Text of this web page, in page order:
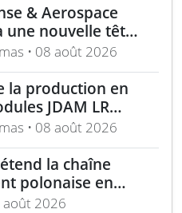
& Aerospace
une nouvelle tête
les missiles
• 08 août 2026
la production en
JDAM LR
de précision
• 08 août 2026
la chaîne
polonaise en
août 2026